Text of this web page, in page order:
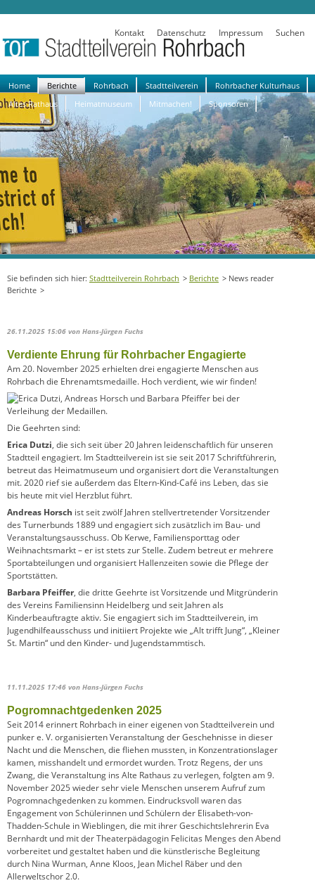
Kontakt Datenschutz Impressum Suchen
Navigation
überspringen
Home Berichte Rohrbach Stadtteilverein
Rohrbacher Kulturhaus
Altes Rathaus
Heimatmuseum Mitmachen! Sponsoren
Stadtteilverein Rohrbach Berichte
News reader
Berichte
26.11.2025 15:06 von Hans-Jürgen Fuchs
Verdiente Ehrung für Rohrbacher Engagierte
Am 20. November 2025 erhielten drei engagierte Menschen aus
Rohrbach die Ehrenamtsmedaille. Hoch verdient, wie wir finden!
Die Geehrten sind:
Erica Dutzi, die sich seit über 20 Jahren leidenschaftlich für unseren
Stadtteil engagiert. Im Stadtteilverein ist sie seit 2017 Schriftführerin,
betreut das Heimatmuseum und organisiert dort die Veranstaltungen
mit. 2020 rief sie außerdem das Eltern-Kind-Café ins Leben, das sie
bis heute mit viel Herzblut führt.
Andreas Horsch ist seit zwölf Jahren stellvertretender Vorsitzender
des Turnerbunds 1889 und engagiert sich zusätzlich im Bau- und
Veranstaltungsausschuss. Ob Kerwe, Familiensporttag oder
Weihnachtsmarkt – er ist stets zur Stelle. Zudem betreut er mehrere
Sportabteilungen und organisiert Hallenzeiten sowie die Pflege der
Sportstätten.
Barbara Pfeiffer, die dritte Geehrte ist Vorsitzende und Mitgründerin
des Vereins Familiensinn Heidelberg und seit Jahren als
Kinderbeauftragte aktiv. Sie engagiert sich im Stadtteilverein, im
Jugendhilfeausschuss und initiiert Projekte wie „Alt trifft Jung“, „Kleiner
St. Martin“ und den Kinder- und Jugendstammtisch.
11.11.2025 17:46 von Hans-Jürgen Fuchs
Pogromnachtgedenken 2025
Seit 2014 erinnert Rohrbach in einer eigenen von Stadtteilverein und
punker e. V. organisierten Veranstaltung der Geschehnisse in dieser
Nacht und die Menschen, die fliehen mussten, in Konzentrationslager
kamen, misshandelt und ermordet wurden. Trotz Regens, der uns
Zwang, die Veranstaltung ins Alte Rathaus zu verlegen, folgten am 9.
November 2025 wieder sehr viele Menschen unserem Aufruf zum
Pogromnachgedenken zu kommen. Eindrucksvoll waren das
Engagement von Schülerinnen und Schülern der Elisabeth-von-
Thadden-Schule in Wieblingen, die mit ihrer Geschichtslehrerin Eva
Bernhardt und mit der Theaterpädagogin Felicitas Menges den Abend
vorbereitet und gestaltet haben und die künstlerische Begleitung
durch Nina Wurman, Anne Kloos, Jean Michel Räber und den
Allerweltschor 2.0.